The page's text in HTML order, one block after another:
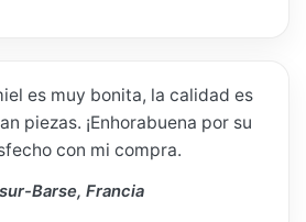
es muy bonita, la calidad es
piezas. ¡Enhorabuena por su
con mi compra.
Barse, Francia